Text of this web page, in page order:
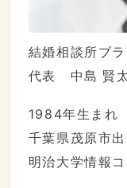
結婚相談所ブ
代表 中島 賢
1984年生まれ
千葉県茂原市
明治大学情報